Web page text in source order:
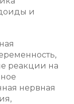
и
реакции на
нервная